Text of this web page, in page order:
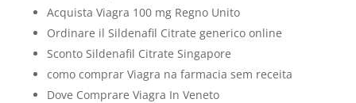
Acquista Viagra 100 mg Regno Unito
Ordinare il Sildenafil Citrate generico online
Sconto Sildenafil Citrate Singapore
como comprar Viagra na farmacia sem receita
Dove Comprare Viagra In Veneto